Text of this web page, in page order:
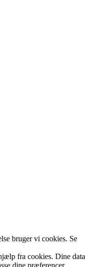
bruger vi cookies. Se
fra cookies. Dine data